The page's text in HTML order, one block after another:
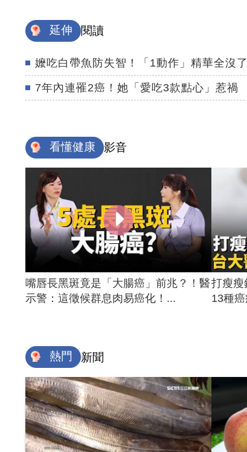
延伸 閱讀
嬤吃白帶魚防失智！「1動作」精華全沒了
7年內連罹2癌！她「愛吃3款點心」惹禍
看懂健康 影音
嘴唇長黑斑竟是「大腸癌」前兆？！醫
示警：這徵候群息肉易癌化！...
打瘦瘦
13種
熱門 新聞